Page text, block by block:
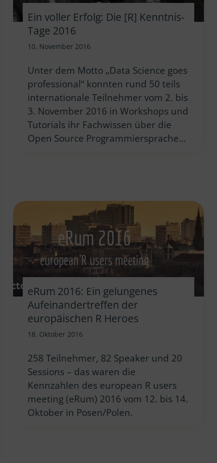
Ein voller Erfolg: Die [R] Kenntnis-
Tage 2016
10. November 2016
Unter dem Motto „Data Science goes
professional“ konnten rund 50 teils
internationale Teilnehmer vom 2. bis
3. November 2016 in Workshops und
Tutorials ihr Fachwissen über die
Open Source Programmiersprache…
eRum 2016: Ein gelungenes
Aufeinandertreffen der
europäischen R Heroes
18. Oktober 2016
258 Teilnehmer, 82 Speaker und 20
Sessions – das waren die
Kennzahlen des european R users
meeting (eRum) 2016 vom 12. bis 14.
Oktober in Posen/Polen.